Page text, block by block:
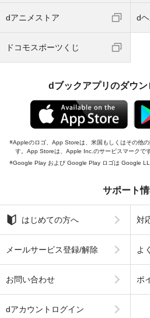
dアニメストア d
ドコモスポーツくじ
dブックアプリのダウン
Appleのロゴ、App Storeは、米国もしくはその他
す。App Storeは、Apple Inc.のサービスマークです
Google Play および Google Play ロゴは Google
サポート
はじめての方へ 対
メールサービス登録/解除 よ
お問い合わせ ポ
dアカウントログイン